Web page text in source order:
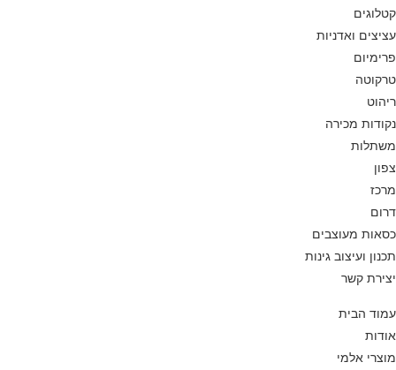
קטלוגים
עציצים ואדניות
פרימיום
טרקוטה
ריהוט
נקודות מכירה
משתלות
צפון
מרכז
דרום
כסאות מעוצבים
תכנון ועיצוב גינות
יצירת קשר
עמוד הבית
אודות
מוצרי אלמי